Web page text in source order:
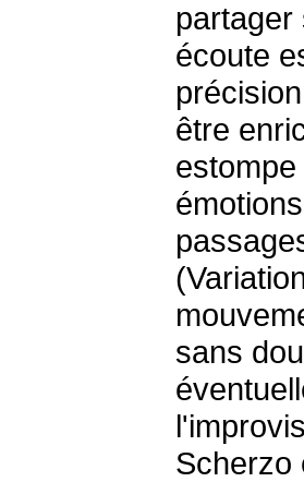
partager
écoute
être
sans
Scherzo